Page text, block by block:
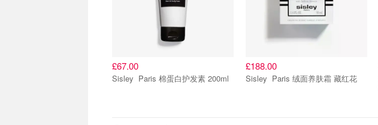
£67.00
Sisley Paris 棉蛋白护发素 200ml
£188.00
Sisley Paris 绒面养肤霜 藏红花